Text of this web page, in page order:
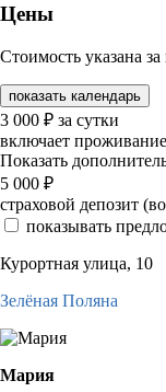
Цены
Стоимость указана
показать календарь
3 000 ₽ за сутки
включает
Показать
5 000 ₽
страховой депозит
показывать
Курортная улица, 10
Зелёная Поляна
Мария